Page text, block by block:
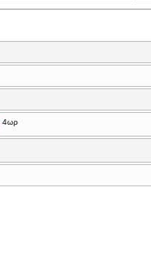
4ωρ